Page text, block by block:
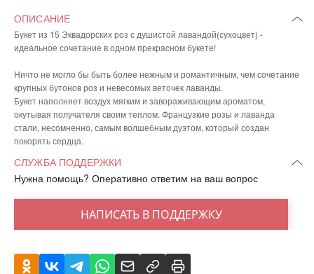
ОПИСАНИЕ
Букет из 15 Эквадорских роз с душистой лавандой(сухоцвет) -
идеальное сочетание в одном прекрасном букете!
Ничто не могло бы быть более нежным и романтичным, чем сочетание
крупных бутонов роз и невесомых веточек лаванды.
Букет наполняет воздух мягким и завораживающим ароматом,
окутывая получателя своим теплом. Французкие розы и лаванда
стали, несомненно, самым волшебным дуэтом, который создан
покорять сердца.
СЛУЖБА ПОДДЕРЖКИ
Нужна помощь? Оперативно ответим на ваш вопрос
НАПИСАТЬ В ПОДДЕРЖКУ